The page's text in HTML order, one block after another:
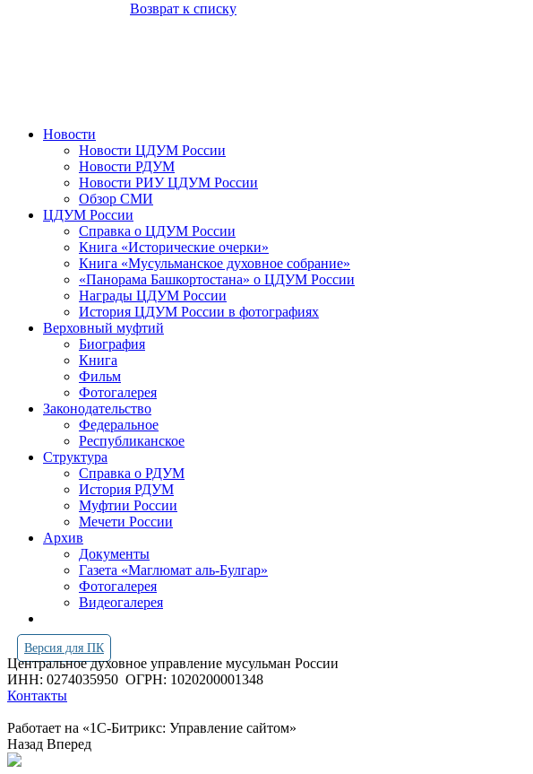
Возврат к списку
Новости
Новости ЦДУМ России
Новости РДУМ
Новости РИУ ЦДУМ России
Обзор СМИ
ЦДУМ России
Справка о ЦДУМ России
Книга «Исторические очерки»
Книга «Мусульманское духовное собрание»
«Панорама Башкортостана» о ЦДУМ России
Награды ЦДУМ России
История ЦДУМ России в фотографиях
Верховный муфтий
Биография
Книга
Фильм
Фотогалерея
Законодательство
Федеральное
Республиканское
Структура
Справка о РДУМ
История РДУМ
Муфтии России
Мечети России
Архив
Документы
Газета «Маглюмат аль-Булгар»
Фотогалерея
Видеогалерея
Версия для ПК
Центральное духовное управление мусульман России
ИНН: 0274035950 ОГРН: 1020200001348
Контакты
Работает на «1С-Битрикс: Управление сайтом»
Назад Вперед